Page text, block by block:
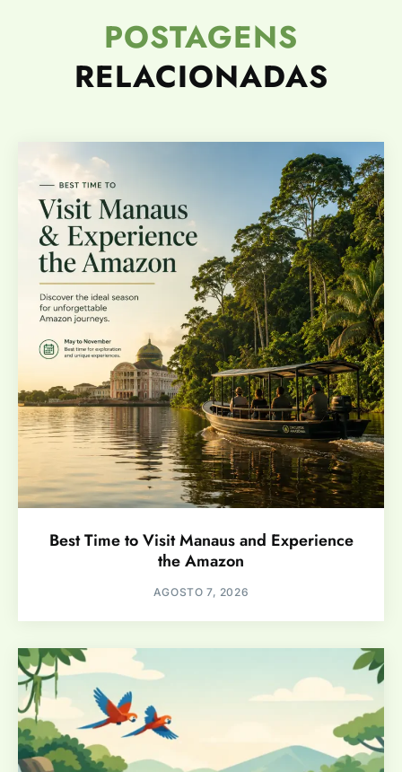
POSTAGENS
RELACIONADAS
Best Time to Visit Manaus and Experience
the Amazon
AGOSTO 7, 2026